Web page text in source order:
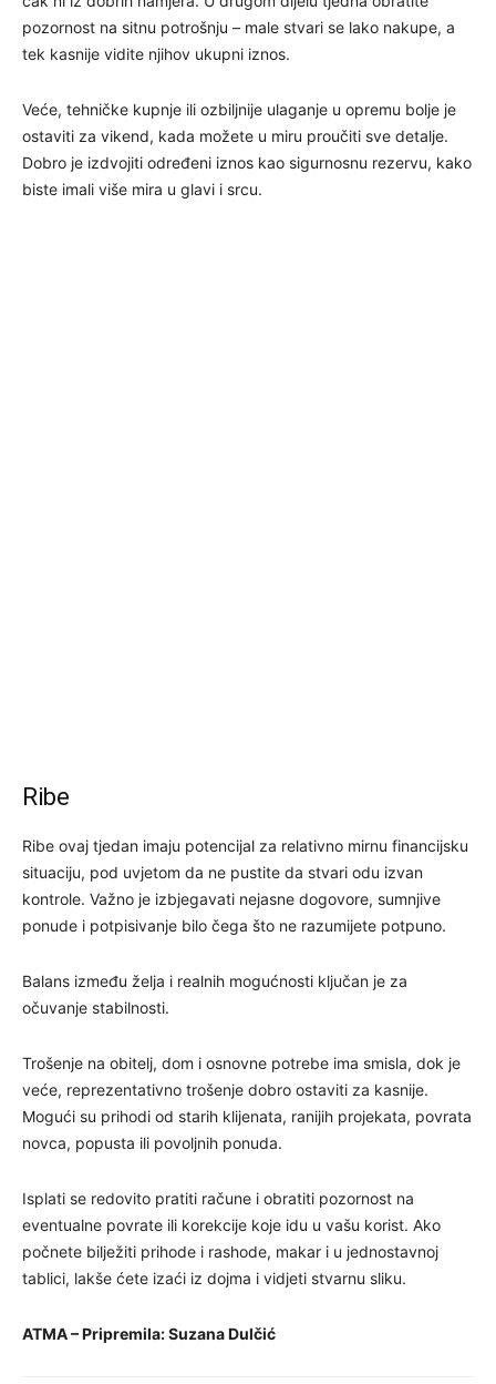
pozornost na sitnu potrošnju – male stvari se lako nakupe, a
tek kasnije vidite njihov ukupni iznos.
Veće, tehničke kupnje ili ozbiljnije ulaganje u opremu bolje je
ostaviti za vikend, kada možete u miru proučiti sve detalje.
Dobro je izdvojiti određeni iznos kao sigurnosnu rezervu, kako
biste imali više mira u glavi i srcu.
Ribe
Ribe ovaj tjedan imaju potencijal za relativno mirnu financijsku
situaciju, pod uvjetom da ne pustite da stvari odu izvan
kontrole. Važno je izbjegavati nejasne dogovore, sumnjive
ponude i potpisivanje bilo čega što ne razumijete potpuno.
Balans između želja i realnih mogućnosti ključan je za
očuvanje stabilnosti.
Trošenje na obitelj, dom i osnovne potrebe ima smisla, dok je
veće, reprezentativno trošenje dobro ostaviti za kasnije.
Mogući su prihodi od starih klijenata, ranijih projekata, povrata
novca, popusta ili povoljnih ponuda.
Isplati se redovito pratiti račune i obratiti pozornost na
eventualne povrate ili korekcije koje idu u vašu korist. Ako
počnete bilježiti prihode i rashode, makar i u jednostavnoj
tablici, lakše ćete izaći iz dojma i vidjeti stvarnu sliku.
ATMA – Pripremila: Suzana Dulčić